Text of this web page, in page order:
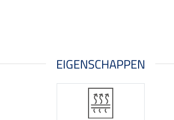
EIGENSCHAPPEN